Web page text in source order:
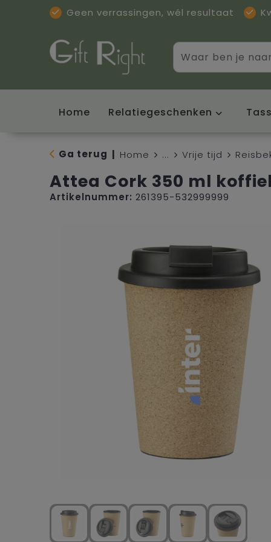
Geen verrassingen, wél resultaat
Home Relatiegeschenken
Ga terug Home ... Vrije tijd
Attea Cork 350 ml
Artikelnummer: 261395-532999999